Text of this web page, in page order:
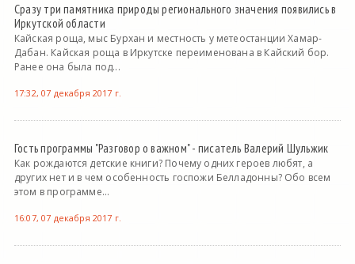
Сразу три памятника природы регионального значения появились в
Иркутской области
Кайская роща, мыс Бурхан и местность у метеостанции Хамар-
Дабан. Кайская роща в Иркутске переименована в Кайский бор.
Ранее она была под...
17:32, 07 декабря 2017 г.
Гость программы "Разговор о важном" - писатель Валерий Шульжик
Как рождаются детские книги? Почему одних героев любят, а
других нет и в чем особенность госпожи Белладонны? Обо всем
этом в программе...
16:07, 07 декабря 2017 г.